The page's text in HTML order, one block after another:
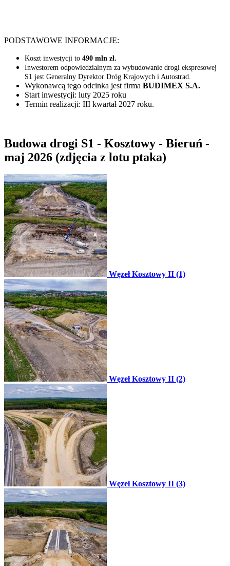
PODSTAWOWE INFORMACJE:
Koszt inwestycji to 490 mln zł.
Inwestorem odpowiedzialnym za wybudowanie drogi ekspresowej
S1 jest Generalny Dyrektor Dróg Krajowych i Autostrad.
Wykonawcą tego odcinka jest firma BUDIMEX S.A.
Start inwestycji: luty 2025 roku
Termin realizacji: III kwartał 2027 roku.
Budowa drogi S1 - Kosztowy - Bieruń -
maj 2026 (zdjęcia z lotu ptaka)
Węzeł Kosztowy II (1)
Węzeł Kosztowy II (2)
Węzeł Kosztowy II (3)